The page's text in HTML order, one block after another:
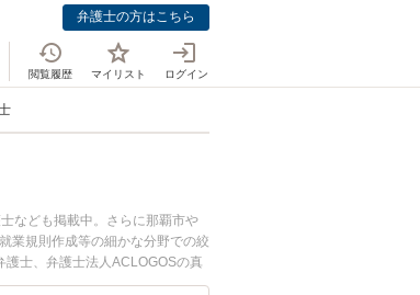
弁護士の方はこちら
閲覧履歴 マイリスト ログイン
なども掲載中。さらに那覇市や
業規則作成等の細かな分野での絞
士、弁護士法人ACLOGOSの真
トラブルを今すぐに弁護士に相